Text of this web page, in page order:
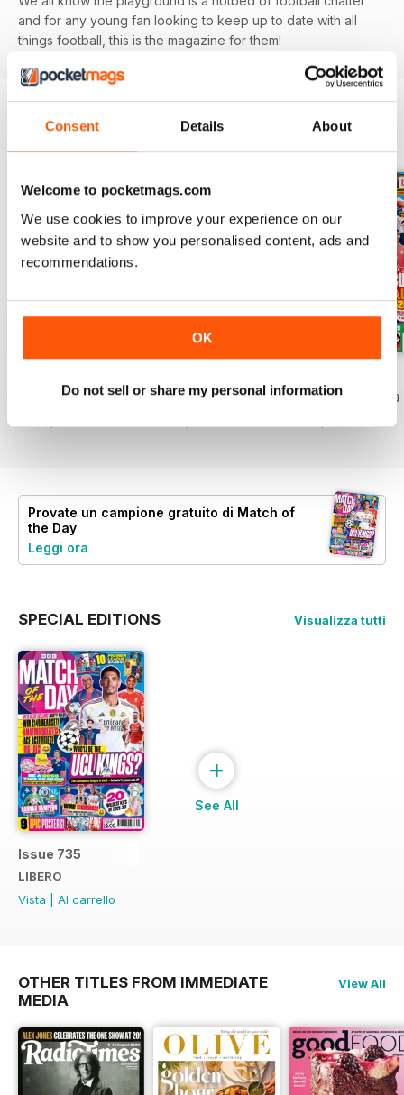
Consent Details About
Welcome to pocketmags.com
We use cookies to improve your experience on our
website and to show you personalised content, ads and
recommendations.
OK
Do not sell or share my personal information
and for any young fan looking to keep up to date with all
things football, this is the magazine for them!
Acquista per€4,99
Acquista per€4,99
Acquista per
€4,99
Provate un campione gratuito di Match of
the Day
Leggi ora
SPECIAL EDITIONS Visualizza tutti
Issue 735
LIBERO
Vista
Al carrello
+
See All
OTHER TITLES FROM IMMEDIATE
MEDIA
View All